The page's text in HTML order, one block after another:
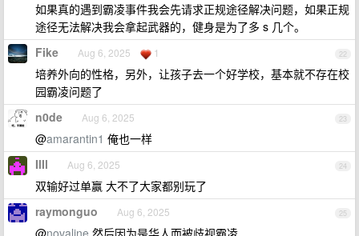
如果真的遇到霸凌事件我会先请求正规途径解决问题，如果正规
途径无法解决我会拿起武器的，健身是为了多 s 几个。
22
Fike Aug 6, 2025 1
培养外向的性格，另外，让孩子去一个好学校，基本就不存在校
园霸凌问题了
23
n0de Aug 6, 2025
@amarantin1 俺也一样
24
IlIl Aug 6, 2025
双输好过单赢 大不了大家都别玩了
25
raymonguo Aug 6, 2025
@novaline 然后因为是华人而被歧视霸凌